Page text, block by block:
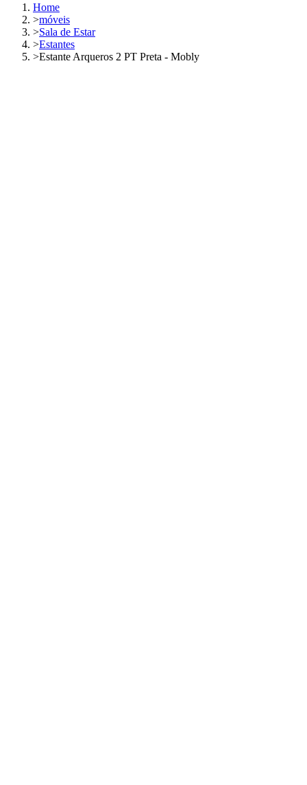
Home
>móveis
>Sala de Estar
>Estantes
>Estante Arqueros 2 PT Preta - Mobly